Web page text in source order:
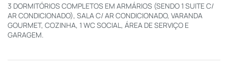
3 DORMITÓRIOS COMPLETOS EM ARMÁRIOS (SENDO 1 SUITE C/
AR CONDICIONADO), SALA C/ AR CONDICIONADO, VARANDA
GOURMET, COZINHA, 1 WC SOCIAL, ÁREA DE SERVIÇO E
GARAGEM.